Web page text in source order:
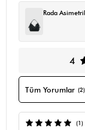
Rada
4
Tüm Yorumlar (2)
(1)